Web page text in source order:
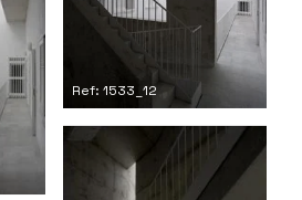
Ref: 1533_12